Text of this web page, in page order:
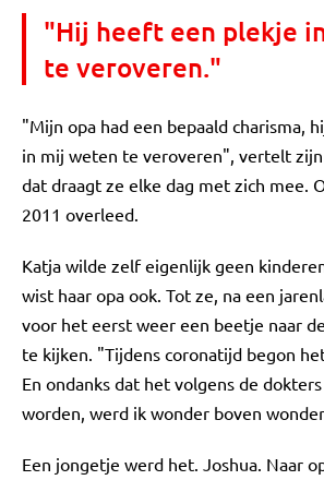
"Hij heeft een plekje
te veroveren."
"Mijn opa had een bepaald charisma,
in mij weten te veroveren", vertelt
dat draagt ze elke dag met zich mee.
2011 overleed.
Katja wilde zelf eigenlijk geen
wist haar opa ook. Tot ze, na een
voor het eerst weer een beetje naar
te kijken. "Tijdens coronatijd begon
En ondanks dat het volgens de
worden, werd ik wonder boven
Een jongetje werd het. Joshua. Naar